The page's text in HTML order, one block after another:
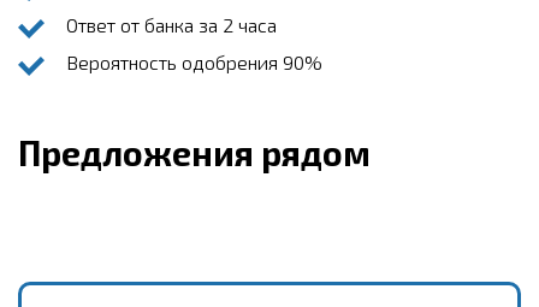
Ответ от банка за 2 часа
Вероятность одобрения 90%
Предложения рядом